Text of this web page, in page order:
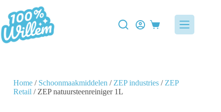
Home/ Schoonmaakmiddelen / ZEP industries/ ZEP
Retail / ZEP natuursteenreiniger 1L